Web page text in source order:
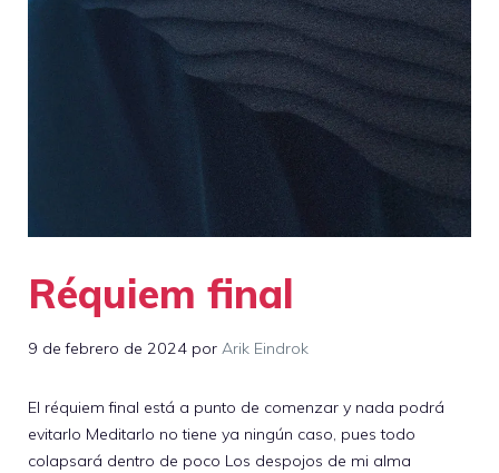
Réquiem final
9 de febrero de 2024 por Arik Eindrok
El réquiem final está a punto de comenzar y nada podrá
evitarlo Meditarlo no tiene ya ningún caso, pues todo
colapsará dentro de poco Los despojos de mi alma